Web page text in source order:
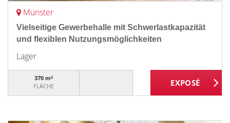
Münster
Vielseitige Gewerbehalle mit Schwerlastkapazität
und flexiblen Nutzungsmöglichkeiten
Lager
370 m²
FLÄCHE